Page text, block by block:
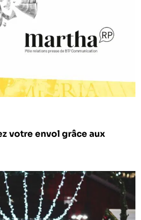
votre envol grâce aux